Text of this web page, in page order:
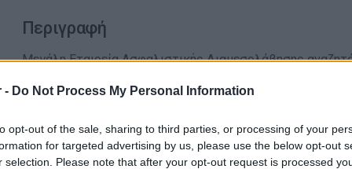
- Do Not Process My Personal Information
opt-out of the sale, sharing to third parties, or processing of your
for targeted advertising by us, please use the below opt-out
selection. Please note that after your opt-out request is processed
Περιγραφή
Μεγάλη Εταιρεία Ασφαλιστικής Διαμεσολάβησης
H θέση αφορά εργασία μερικής απασχόλησης, με φυσική
Προϋπηρεσία στον ασφαλιστικό τομέα θα εκτιμηθεί.
Απαραίτητα Προσόντα